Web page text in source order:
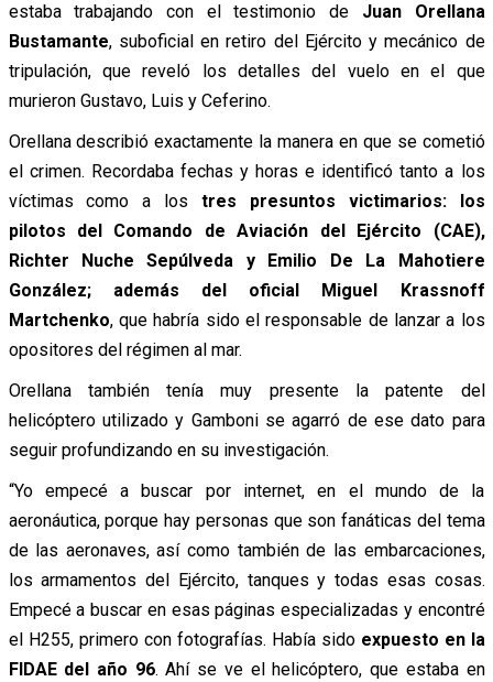
estaba trabajando con el testimonio de Juan Orellana
Bustamante, suboficial en retiro del Ejército y mecánico de
tripulación, que reveló los detalles del vuelo en el que
murieron Gustavo, Luis y Ceferino.
Orellana describió exactamente la manera en que se cometió
el crimen. Recordaba fechas y horas e identificó tanto a los
víctimas como a los tres presuntos victimarios: los
pilotos del Comando de Aviación del Ejército (CAE),
Richter Nuche Sepúlveda y Emilio De La Mahotiere
González; además del oficial Miguel Krassnoff
Martchenko, que habría sido el responsable de lanzar a los
opositores del régimen al mar.
Orellana también tenía muy presente la patente del
helicóptero utilizado y Gamboni se agarró de ese dato para
seguir profundizando en su investigación.
“Yo empecé a buscar por internet, en el mundo de la
aeronáutica, porque hay personas que son fanáticas del tema
de las aeronaves, así como también de las embarcaciones,
los armamentos del Ejército, tanques y todas esas cosas.
Empecé a buscar en esas páginas especializadas y encontré
el H255, primero con fotografías. Había sido expuesto en la
FIDAE del año 96. Ahí se ve el helicóptero, que estaba en